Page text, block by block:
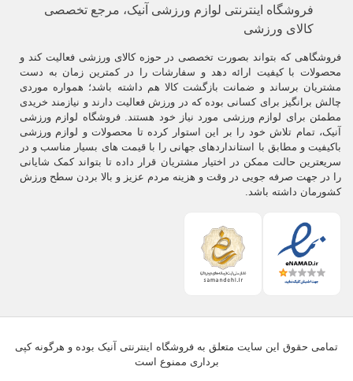
فروشگاه اینترنتی لوازم ورزشی آنیک، مرجع تخصصی
کالای ورزشی
فروشگاهی که بتواند بصورت تخصصی در حوزه کالای ورزشی فعالیت کند و
محصولات با کیفیت ارائه دهد و سفارشات را در کمترین زمان به دست
مشتریان برساند و ضمانت بازگشت کالا هم داشته باشد؛ همواره موردی
چالش برانگیز برای کسانی بوده که در ورزش فعالیت دارند و نیازمند خریدی
مطمئن برای لوازم ورزشی مورد نیاز خود هستند. فروشگاه لوازم ورزشی
آنیک، تمام تلاش خود را بر این استوار کرده تا محصولات و لوازم ورزشی
باکیفیت و مطابق با استانداردهای جهانی را با قیمت های بسیار مناسب و در
سریعترین حالت ممکن در اختیار مشتریان قرار داده تا بتواند کمک شایانی
را در جهت صرفه جویی در وقت و هزینه مردم عزیز و بالا بردن سطح ورزش
کشورمان داشته باشد.
تمامی حقوق این سایت متعلق به فروشگاه اینترنتی آنیک بوده و هرگونه کپی
برداری ممنوع است